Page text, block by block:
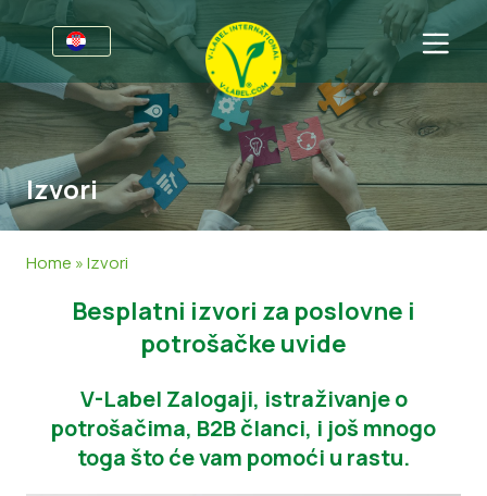
Za tvrtke
Informacije za proizvođače
V-Label Webinari
Zatražite certifikat
Sektori
Opće informacije
Neprehrambeni proizvodi
Gastronomija
FAQ
Certificirani Proizvodi
Kontaktirajte nas
Zatražite certifikat
Prijavite zlouporabu
Korisničko područje
Izvori
Home »Izvori
Besplatni izvori za poslovne i
potrošačke uvide
V-Label Zalogaji, istraživanje o
potrošačima, B2B članci, i još mnogo
toga što će vam pomoći u rastu.